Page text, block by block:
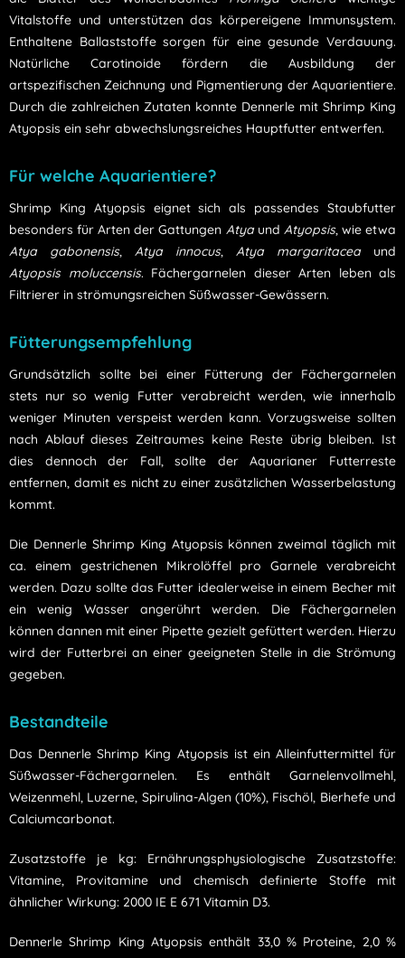
Vitalstoffe und unterstützen das körpereigene Immunsystem.
Enthaltene Ballaststoffe sorgen für eine gesunde Verdauung.
Natürliche Carotinoide fördern die Ausbildung der
artspezifischen Zeichnung und Pigmentierung der Aquarientiere.
Durch die zahlreichen Zutaten konnte Dennerle mit Shrimp King
Atyopsis ein sehr abwechslungsreiches Hauptfutter entwerfen.
Für welche Aquarientiere?
Shrimp King Atyopsis eignet sich als passendes Staubfutter
besonders für Arten der Gattungen Atyaund Atyopsis, wie etwa
Atya gabonensis, Atya innocus, Atya margaritaceaund
Atyopsis moluccensis. Fächergarnelen dieser Arten leben als
Filtrierer in strömungsreichen Süßwasser-Gewässern.
Fütterungsempfehlung
Grundsätzlich sollte bei einer Fütterung der Fächergarnelen
stets nur so wenig Futter verabreicht werden, wie innerhalb
weniger Minuten verspeist werden kann. Vorzugsweise sollten
nach Ablauf dieses Zeitraumes keine Reste übrig bleiben. Ist
dies dennoch der Fall, sollte der Aquarianer Futterreste
entfernen, damit es nicht zu einer zusätzlichen Wasserbelastung
kommt.
Die Dennerle Shrimp King Atyopsis können zweimal täglich mit
ca. einem gestrichenen Mikrolöffel pro Garnele verabreicht
werden. Dazu sollte das Futter idealerweise in einem Becher mit
ein wenig Wasser angerührt werden. Die Fächergarnelen
können dannen mit einer Pipette gezielt gefüttert werden. Hierzu
wird der Futterbrei an einer geeigneten Stelle in die Strömung
gegeben.
Bestandteile
Das Dennerle Shrimp King Atyopsis ist ein Alleinfuttermittel für
Süßwasser-Fächergarnelen. Es enthält Garnelenvollmehl,
Weizenmehl, Luzerne, Spirulina-Algen (10%), Fischöl, Bierhefe und
Calciumcarbonat.
Zusatzstoffe je kg: Ernährungsphysiologische Zusatzstoffe:
Vitamine, Provitamine und chemisch definierte Stoffe mit
ähnlicher Wirkung: 2000 IE E 671 Vitamin D3.
Dennerle Shrimp King Atyopsis enthält 33,0 % Proteine, 2,0 %